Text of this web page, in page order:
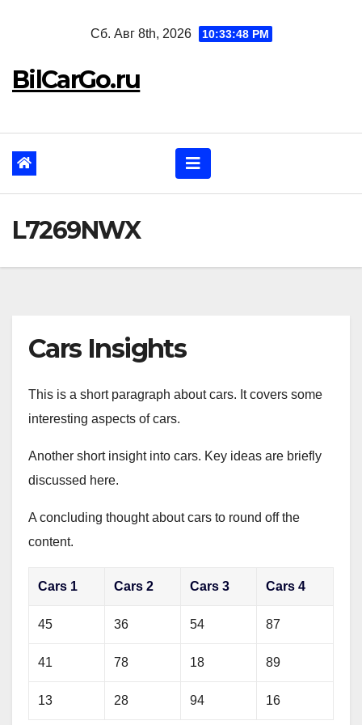
Сб. Авг 8th, 2026 10:33:49 PM
BilCarGo.ru
L7269NWX
Cars Insights
This is a short paragraph about cars. It covers some
interesting aspects of cars.
Another short insight into cars. Key ideas are briefly
discussed here.
A concluding thought about cars to round off the
content.
Cars 1 Cars 2 Cars 3 Cars 4
45 36 54 87
41 78 18 89
13 28 94 16